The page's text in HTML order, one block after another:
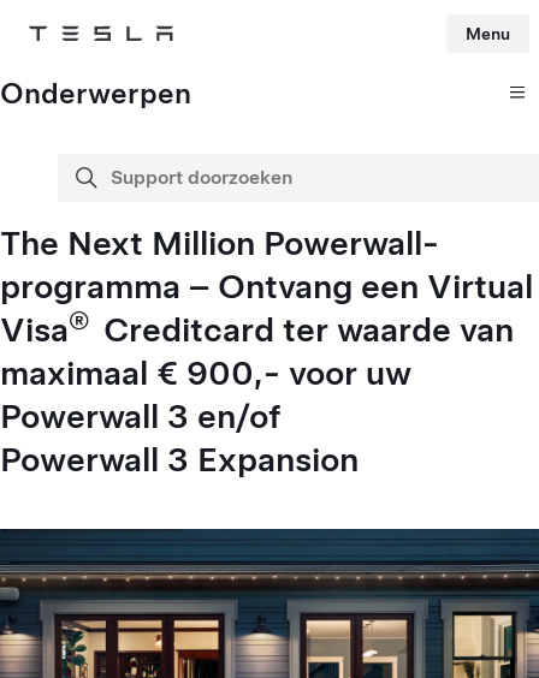
Tesla Menu
Onderwerpen
Support doorzoeken
zoeken
The Next Million Powerwall-
programma – Ontvang een Virtual
Visa® Creditcard ter waarde van
maximaal € 900,- voor uw
Powerwall 3 en/of
Powerwall 3 Expansion